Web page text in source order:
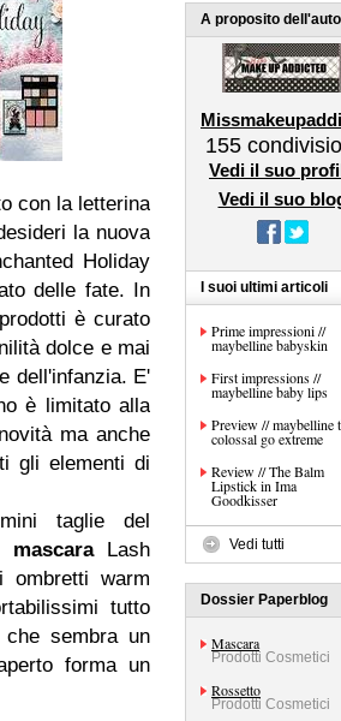
con la letterina
la nuova
Holiday
delle fate. In
è curato
dolce e mai
dell'infanzia. E'
è limitato alla
ma anche
gli elementi di
taglie del
mascara
Lash
ombretti warm
tutto
sembra un
forma un
A proposito
155
Vedi il suo
Vedi il suo
I suoi ultimi articoli
Prime impressioni //
maybelline babyskin
First impressions //
maybelline baby lips
Preview // maybelline
colossal go extreme
Review // The Balm
Lipstick in Ima
Goodkisser
Vedi tutti
Dossier Paperblog
Mascara
Prodotti Cosmetici
Rossetto
Prodotti Cosmetici